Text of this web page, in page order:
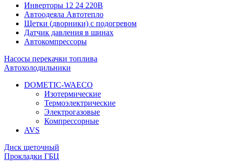
Инверторы 12 24 220В
Автоодеяла Автотепло
Щетки (дворники) с подогревом
Датчик давления в шинах
Автокомпрессоры
Насосы перекачки топлива
Автохолодильники
DOMETIC-WAECO
Изотермические
Термоэлектрические
Электрогазовые
Компрессорные
AVS
Диск щеточный
Прокладки ГБЦ